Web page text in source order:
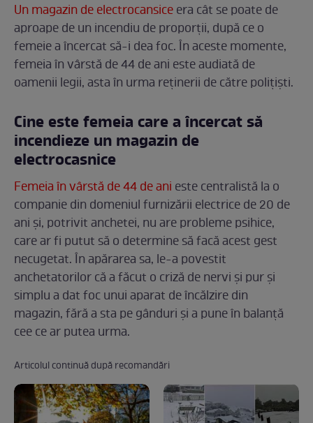
Un magazin de electrocansiceera cât se poate de
aproape de un incendiu de proporții, după ce o
femeie a încercat să-i dea foc. În aceste momente,
femeia în vârstă de 44 de ani este audiată de
oamenii legii, asta în urma reținerii de către polițiști.
Cine este femeia care a încercat să
incendieze un magazin de
electrocasnice
Femeia în vârstă de 44 de ani este centralistă la o
companie din domeniul furnizării electrice de 20 de
ani și, potrivit anchetei, nu are probleme psihice,
care ar fi putut să o determine să facă acest gest
necugetat. În apărarea sa, le-a povestit
anchetatorilor că a făcut o criză de nervi și pur și
simplu a dat foc unui aparat de încălzire din
magazin, fără a sta pe gânduri și a pune în balanță
cee ce ar putea urma.
Articolul continuă după recomandări